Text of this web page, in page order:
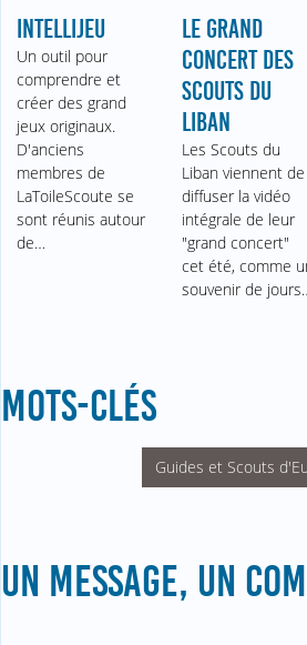
INTELLIJEU
Un outil pour
comprendre et
créer des grand
jeux originaux.
D'anciens
membres de
LaToileScoute se
sont réunis autour
de…
LE GRAND
CONCERT DES
SCOUTS DU
LIBAN
Les Scouts du
Liban viennent de
diffuser la vidéo
intégrale de leur
"grand concert"
cet été, comme
souvenir de
MOTS-CLÉS
Guides et Scouts
UN MESSAGE, UN